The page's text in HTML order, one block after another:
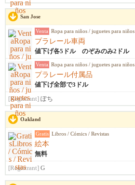
San Jose
Venta Ropa para niños / juguetes para niños
プラレール車両
値下げ各5ドル のぞみのみ2ドル
Venta Ropa para niños / juguetes para niños
プラレール付属品
値下げ全部で3ドル
[Registrant] ぽち
Oakland
Gratis Libros / Cómics / Revistas
絵本
無料
[Registrant] G